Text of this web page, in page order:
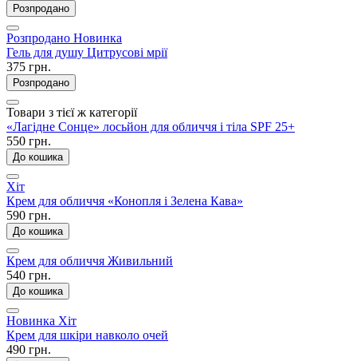
Розпродано
Розпродано Новинка
Гель для душу Цитрусові мрії
375 грн.
Розпродано
Товари з тієї ж категорії
«Лагідне Сонце» лосьйон для обличчя і тіла SPF 25+
550 грн.
До кошика
Хіт
Крем для обличчя «Конопля і Зелена Кава»
590 грн.
До кошика
Крем для обличчя Живильний
540 грн.
До кошика
Новинка Хіт
Крем для шкіри навколо очей
490 грн.